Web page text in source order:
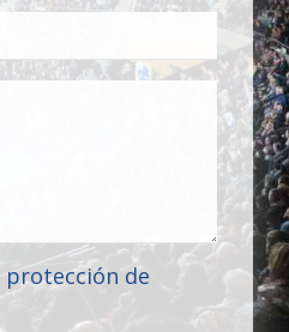
protección de